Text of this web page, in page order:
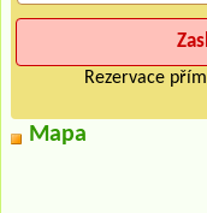
Rezervace
Mapa